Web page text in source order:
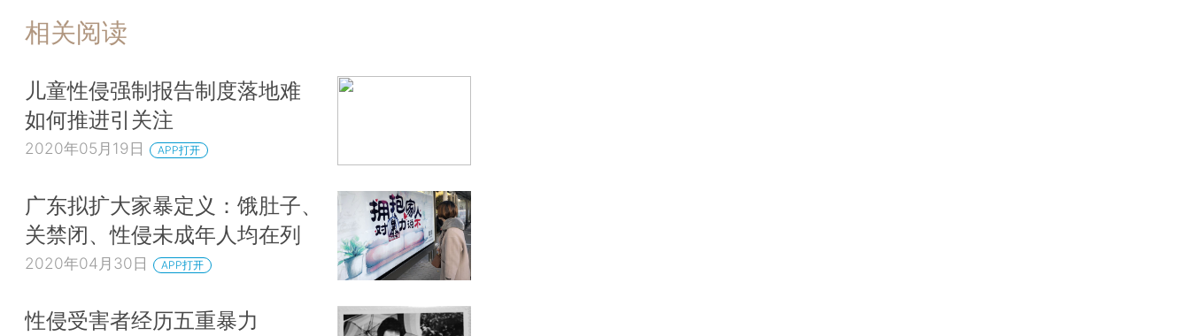
相关阅读
儿童性侵强制报告制度落地难
如何推进引关注
2020年05月19日 APP打开
广东拟扩大家暴定义：饿肚子、
关禁闭、性侵未成年人均在列
2020年04月30日 APP打开
性侵受害者经历五重暴力